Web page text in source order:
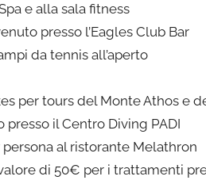
e alla sala fitness
presso l’Eagles Club Bar
da tennis all’aperto
per tours del Monte Athos e
presso il Centro Diving PADI
persona al ristorante Melathron
di 50€ per i trattamenti